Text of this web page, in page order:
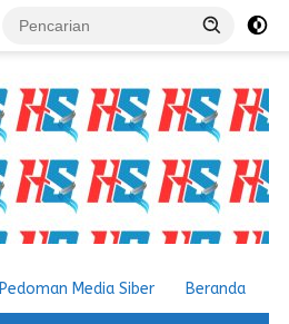
Pedoman Media Siber Beranda